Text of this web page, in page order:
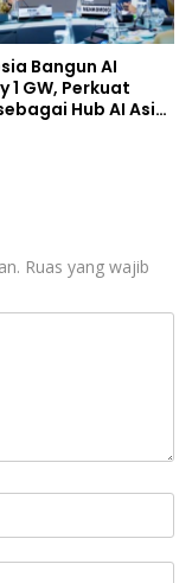
Bangun AI
1 GW, Perkuat
Hub AI Asia
Ruas yang wajib